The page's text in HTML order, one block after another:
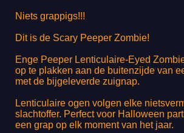
Niets grappigs!!!
Dit is de Scary Peeper Zombie!
Enge Peeper Lenticulaire-Eyed
op te plakken aan de buitenzijde van
met de bijgeleverde zuignap.
Lenticulaire ogen volgen elke
slachtoffer. Perfect voor Halloween
een grap op elk moment van het jaar.